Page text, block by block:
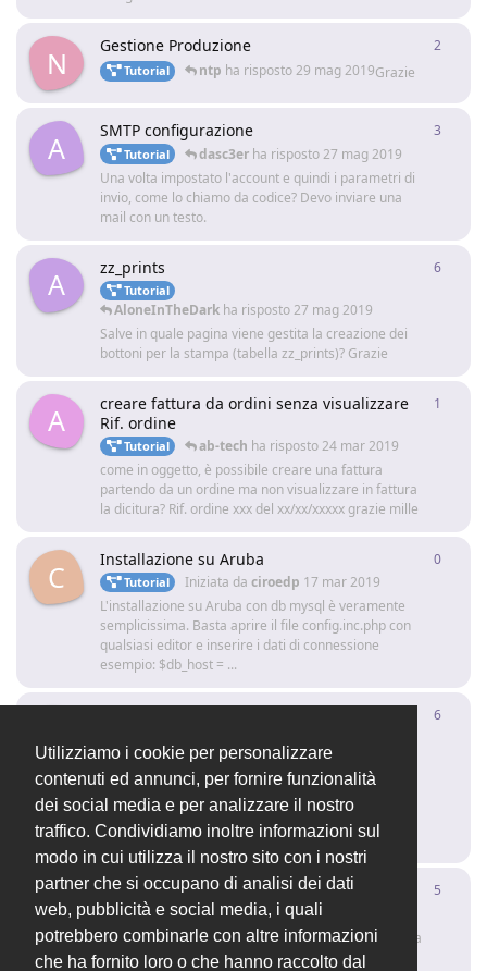
Utilizziamo i cookie per personalizzare
contenuti ed annunci, per fornire funzionalità
dei social media e per analizzare il nostro
traffico. Condividiamo inoltre informazioni sul
modo in cui utilizza il nostro sito con i nostri
partner che si occupano di analisi dei dati
web, pubblicità e social media, i quali
potrebbero combinarle con altre informazioni
che ha fornito loro o che hanno raccolto dal
N Gestione Produzione
Tutorial ntp ha risposto29 mag 2019Grazie
2
A SMTP configurazione
Tutorial dasc3er ha risposto27 mag 2019
Una volta impostato l'account e quindi i parametri di
invio, come lo chiamo da codice? Devo inviare una
mail con un testo.
3
A zz_prints
Tutorial
AloneInTheDark ha risposto27 mag 2019
Salve in quale pagina viene gestita la creazione dei
bottoni per la stampa (tabella zz_prints)? Grazie
6
A
creare fattura da ordini senza visualizzare
Rif. ordine
Tutorial ab-tech ha risposto24 mar 2019
come in oggetto, è possibile creare una fattura
partendo da un ordine ma non visualizzare in fattura
la dicitura? Rif. ordine xxx del xx/xx/xxxxx grazie mille
1
C Installazione su Aruba
Tutorial Iniziata da ciroedp 17 mar 2019
L'installazione su Aruba con db mysql è veramente
semplicissima. Basta aprire il file config.inc.php con
qualsiasi editor e inserire i dati di connessione
esempio: $db_host = ...
0
Tutorial
mamosoftwareha risposto 12 feb 2019
A memoria di default è disattivato Prova a leggere
questo post per attivarlo
https://forum.openstamanager.com/d/1106/2
6
Somme nella stampa
Tutorial fabiop82ha risposto
grazie per gli screenshot, adesso ho visto il problema
con la stampa della riga con i totali ed ho verificato
5